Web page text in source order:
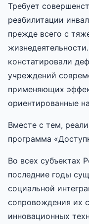
Требует
реабилитации
прежде всего с
констатировали
учреждений
применяющих
ориентированные
Вместе с тем,
программа
Во всех субъектах
последние годы
социальной
сопровождения их
инновационных